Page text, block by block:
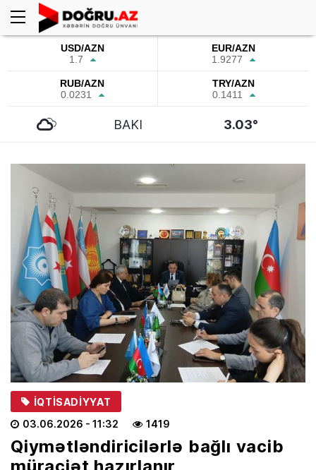
USD/AZN
1.7
EUR/AZN
1.9277
RUB/AZN
0.0231
TRY/AZN
0.1411
BAKI 3.03°
İQTISADIYYAT
03.06.2026 - 11:32 1419
Qiymətləndiricilərlə bağlı vacib